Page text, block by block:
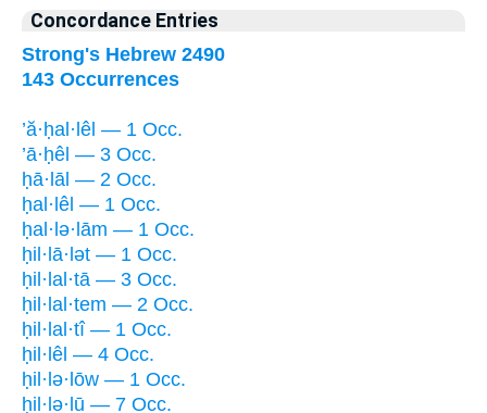
Concordance Entries
Strong's Hebrew 2490
143 Occurrences
’ă·ḥal·lêl — 1 Occ.
’ā·ḥêl — 3 Occ.
ḥā·lāl — 2 Occ.
ḥal·lêl — 1 Occ.
ḥal·lə·lām — 1 Occ.
ḥil·lā·lət — 1 Occ.
ḥil·lal·tā — 3 Occ.
ḥil·lal·tem — 2 Occ.
ḥil·lal·tî — 1 Occ.
ḥil·lêl — 4 Occ.
ḥil·lə·lōw — 1 Occ.
ḥil·lə·lū — 7 Occ.